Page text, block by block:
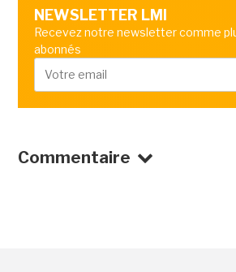
NEWSLETTER LMI
Recevez notre newsletter comme
abonnés
Commentaire